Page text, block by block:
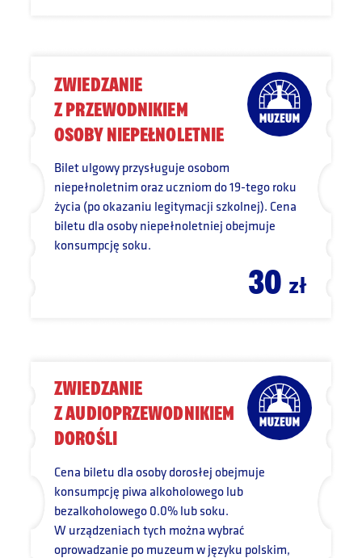
ZWIEDZANIE
Z PRZEWODNIKIEM
OSOBY NIEPEŁNOLETNIE
Bilet ulgowy przysługuje osobom
niepełnoletnim oraz uczniom do 19-tego roku
życia (po okazaniu legitymacji szkolnej). Cena
biletu dla osoby niepełnoletniej obejmuje
konsumpcję soku.
30 zł
ZWIEDZANIE
Z AUDIOPRZEWODNIKIEM
DOROŚLI
Cena biletu dla osoby dorosłej obejmuje
konsumpcję piwa alkoholowego lub
bezalkoholowego 0.0% lub soku.
W urządzeniach tych można wybrać
oprowadzanie po muzeum w języku polskim,